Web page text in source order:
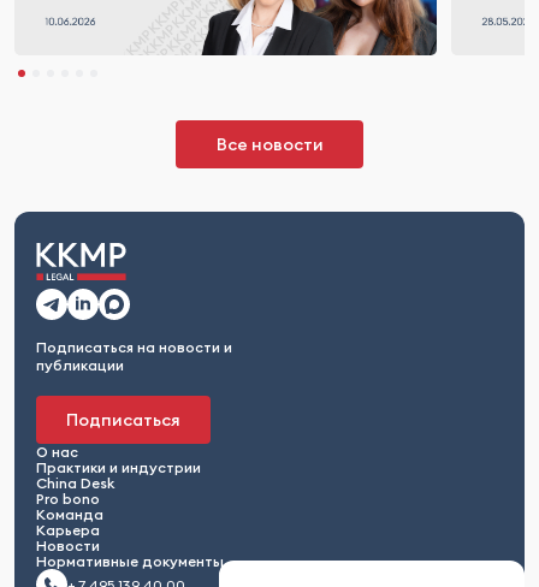
Все новости
Подписаться на новости и
публикации
Подписаться
О нас
Практики и индустрии
China Desk
Pro bono
Команда
Карьера
Новости
Нормативные документы